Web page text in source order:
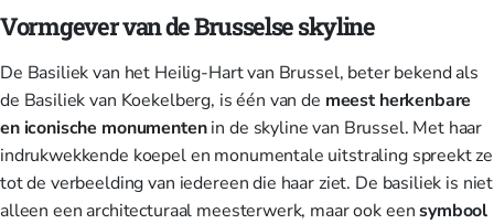
Vormgever van de Brusselse skyline
De Basiliek van het Heilig-Hart van Brussel, beter bekend als
de Basiliek van Koekelberg, is één van de meest herkenbare
en iconische monumentenin de skyline van Brussel. Met haar
indrukwekkende koepel en monumentale uitstraling spreekt ze
tot de verbeelding van iedereen die haar ziet. De basiliek is niet
alleen een architecturaal meesterwerk, maar ook eensymbool